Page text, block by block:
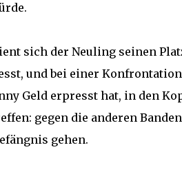
sich der Neuling seinen
und bei einer
Geld erpresst hat, in den
gegen die anderen
gehen.